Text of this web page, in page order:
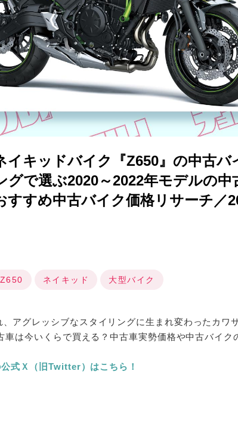
イキッドバイク『Z650』の中古バ
グで選ぶ2020～2022年モデルの中
すすめ中古バイク価格リサーチ／
Z650 ネイキッド 大型バイク
アグレッシブなスタイリングに生まれ変わったカワ
車は今いくらで買える？中古車実勢価格や中古バイク
式Ｘ（旧Twitter）はこちら！